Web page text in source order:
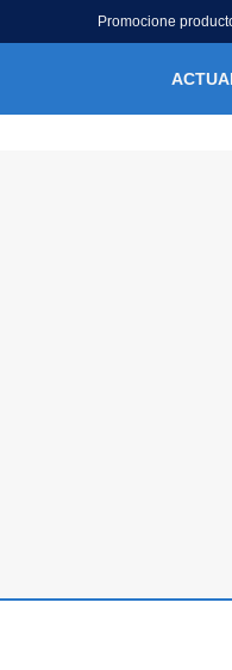
Promocione